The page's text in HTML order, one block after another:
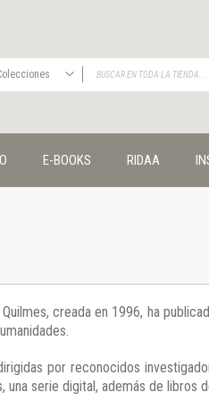
Editorial
Cuadernos universitarios
Derechos humanos
Ediciones especiales
Géneros
E-BOOKS RIDAA
creada en 1996, ha
por reconocidos
serie digital, además de libros